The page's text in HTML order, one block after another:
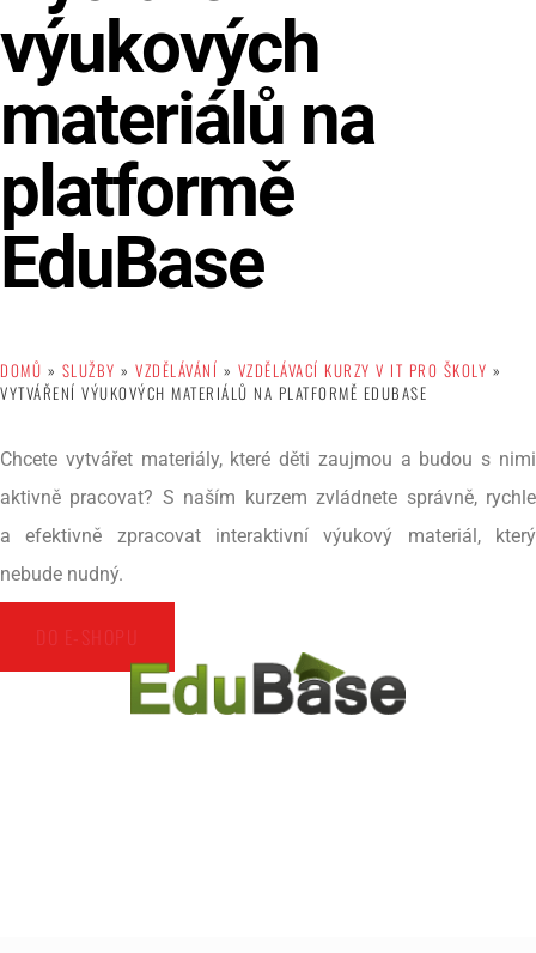
výukových
materiálů na
platformě
EduBase
DOMŮ » SLUŽBY » VZDĚLÁVÁNÍ » VZDĚLÁVACÍ KURZY V IT PRO ŠKOLY »
VYTVÁŘENÍ VÝUKOVÝCH MATERIÁLŮ NA PLATFORMĚ EDUBASE
Chcete vytvářet materiály, které děti zaujmou a budou s nimi
aktivně pracovat? S naším kurzem zvládnete správně, rychle
a efektivně zpracovat interaktivní výukový materiál, který
nebude nudný.
DO E-SHOPU